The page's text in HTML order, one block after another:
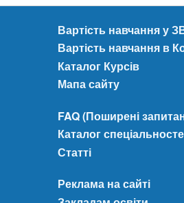
Вартість навчання у
Вартість навчання в
Каталог Курсів
Мапа сайту
FAQ (Поширені
Каталог
Статті
Реклама на сайті